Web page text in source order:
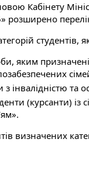
Кабінету
розширено
яким призначені
з інвалідністю та
(курсанти)
визначених